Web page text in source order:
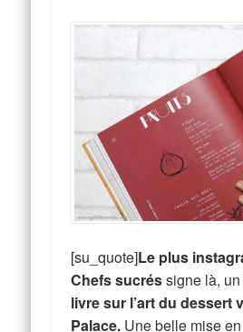
[su_quote]Le plus
Chefs sucréssigne là,
livre sur l’art du dessert
Palace. Une belle mise